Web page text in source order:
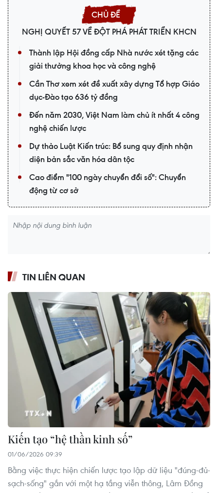
NGHỊ QUYẾT 57 VỀ ĐỘT PHÁ PHÁT TRIỂN KHCN
Thành lập Hội đồng cấp Nhà nước xét tặng các
giải thưởng khoa học và công nghệ
Cần Thơ xem xét đề xuất xây dựng Tổ hợp Giáo
dục-Đào tạo 636 tỷ đồng
Đến năm 2030, Việt Nam làm chủ ít nhất 4 công
nghệ chiến lược
Dự thảo Luật Kiến trúc: Bổ sung quy định nhận
diện bản sắc văn hóa dân tộc
Cao điểm "100 ngày chuyển đổi số": Chuyển
động từ cơ sở
TIN LIÊN QUAN
Kiến tạo “hệ thần kinh số”
01/06/2026 09:39
Bằng việc thực hiện chiến lược tạo lập dữ liệu "đúng-đủ-
sạch-sống" gắn với một hạ tầng viễn thông, Lâm Đồng